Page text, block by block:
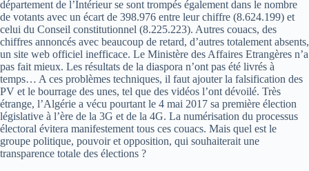
département de l’Intérieur se sont trompés également dans le nombre
de votants avec un écart de 398.976 entre leur chiffre (8.624.199) et
celui du Conseil constitutionnel (8.225.223). Autres couacs, des
chiffres annoncés avec beaucoup de retard, d’autres totalement absents,
un site web officiel inefficace. Le Ministère des Affaires Etrangères n’a
pas fait mieux. Les résultats de la diaspora n’ont pas été livrés à
temps… A ces problèmes techniques, il faut ajouter la falsification des
PV et le bourrage des unes, tel que des vidéos l’ont dévoilé. Très
étrange, l’Algérie a vécu pourtant le 4 mai 2017 sa première élection
législative à l’ère de la 3G et de la 4G. La numérisation du processus
électoral évitera manifestement tous ces couacs. Mais quel est le
groupe politique, pouvoir et opposition, qui souhaiterait une
transparence totale des élections ?